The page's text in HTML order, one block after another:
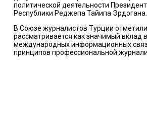
политической деятельности
Республики Реджепа Тайипа Эрдогана.
В Союзе журналистов Турции
рассматривается как значимый вклад
международных информационных
принципов профессиональной